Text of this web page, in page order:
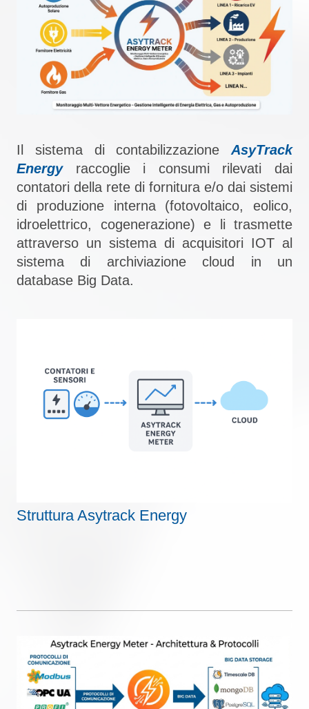
Il sistema di contabilizzazione AsyTrack
Energyraccoglie i consumi rilevati dai
contatori della rete di fornitura e/o dai sistemi
di produzione interna (fotovoltaico, eolico,
idroelettrico, cogenerazione) e li trasmette
attraverso un sistema di acquisitori IOT al
sistema di archiviazione cloud in un
database Big Data.
Struttura Asytrack Energy